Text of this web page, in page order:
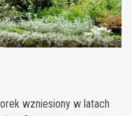
wzniesiony w latach